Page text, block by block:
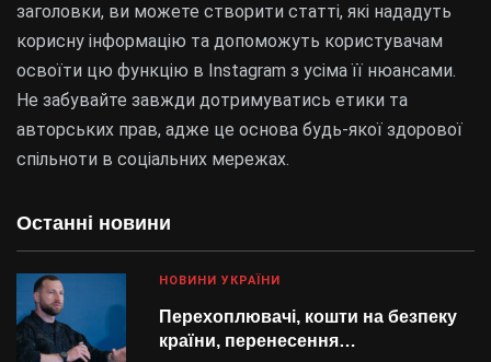
Останні новини
НОВИНИ УКРАЇНИ
Перехоплювачі, кошти на безпеку
країни, перенесення…
заголовки, ви можете створити статті, які нададуть
корисну інформацію та допоможуть користувачам
освоїти цю функцію в Instagram з усіма її нюансами.
Не забувайте завжди дотримуватись етики та
авторських прав, адже це основа будь-якої здорової
спільноти в соціальних мережах.